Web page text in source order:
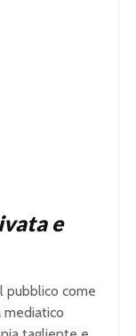
e
pubblico come
mediatico